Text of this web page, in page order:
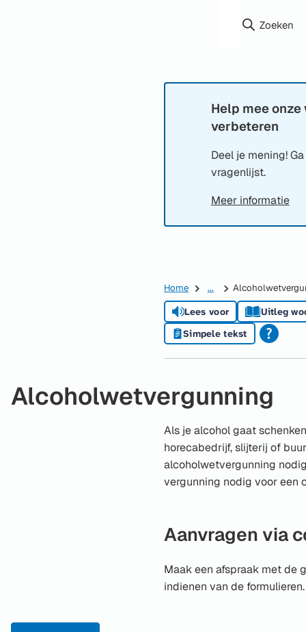
Zoeken
Informatie:
Help mee
verbeteren
Deel je mening!
vragenlijst.
Meer informatie
Home ...
Lees voor
Uitleg
Simpele tekst
Alcoholwetvergunning
Als je alcohol gaat
horecabedrijf, slijterij of
alcoholwetvergunning
vergunning nodig voor een
Aanvragen via
Maak een afspraak met de
indienen van de formulieren.